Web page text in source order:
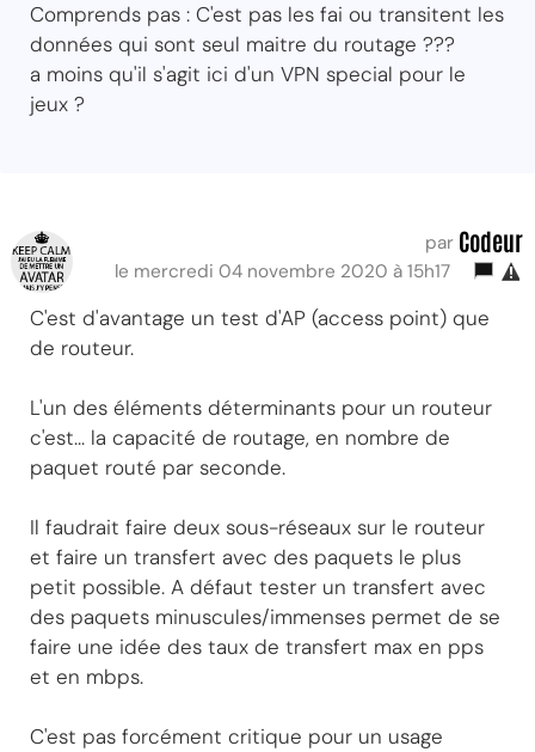
Comprends pas : C'est pas les fai ou transitent les
données qui sont seul maitre du routage ???
a moins qu'il s'agit ici d'un VPN special pour le
jeux ?
par Codeur
le mercredi 04 novembre 2020 à 15h17
C'est d'avantage un test d'AP (access point) que
de routeur.
L'un des éléments déterminants pour un routeur
c'est... la capacité de routage, en nombre de
paquet routé par seconde.
Il faudrait faire deux sous-réseaux sur le routeur
et faire un transfert avec des paquets le plus
petit possible. A défaut tester un transfert avec
des paquets minuscules/immenses permet de se
faire une idée des taux de transfert max en pps
et en mbps.
C'est pas forcément critique pour un usage